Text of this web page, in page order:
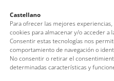
Castellano
Para ofrecer las mejores
cookies para almacenar y/o acceder a
Consentir estas tecnologías nos
comportamiento de navegación o
No consentir o retirar el
determinadas características y
Av. del Pelegrí, 25 – Edifici La
(Girona –
Tel: + 00 34 972 340 108 ·
Infos légales·Politique de